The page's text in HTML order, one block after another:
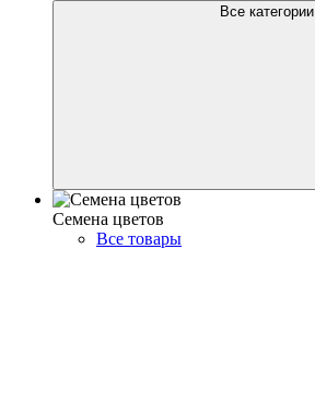
Все категории
Семена цветов
Все товары